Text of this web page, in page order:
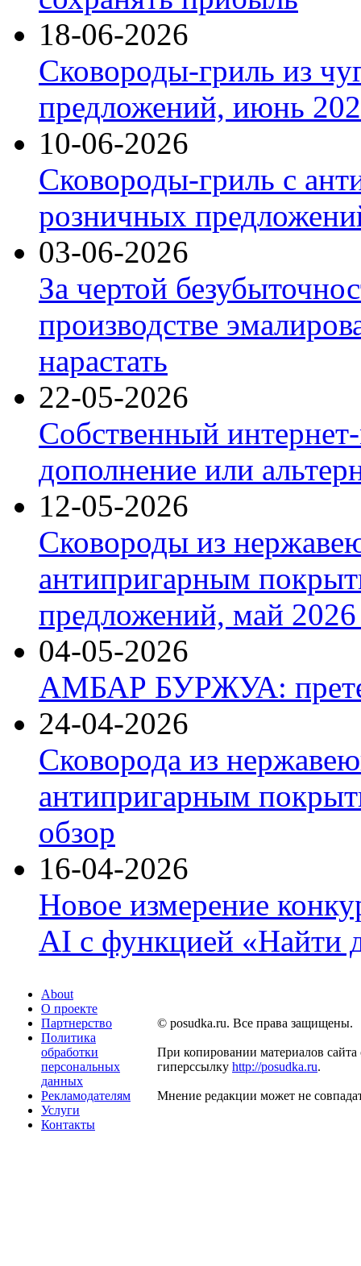
18-06-2026
Сковороды-гриль из
предложений, июнь
10-06-2026
Сковороды-гриль с
розничных
03-06-2026
За чертой
производстве
нарастать
22-05-2026
Собственный
дополнение или
12-05-2026
Сковороды из
антипригарным
предложений, май 2026
04-05-2026
АМБАР БУРЖУА:
24-04-2026
Сковорода из
антипригарным
обзор
16-04-2026
Новое измерение
AI с функцией «Найти
About
О проекте
Партнерство
Политика
обработки
персональных
данных
Рекламодателям
Услуги
Контакты
© posudka.ru. Все права защищены.
При копировании материалов сайта
гиперссылку http://posudka.ru.
Мнение редакции может не